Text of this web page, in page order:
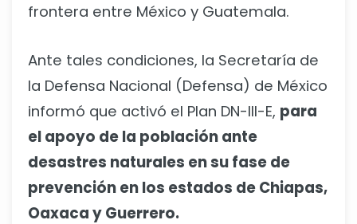
frontera entre México y Guatemala.
Ante tales condiciones, la Secretaría de
la Defensa Nacional (Defensa) de México
informó que activó el Plan DN-III-E, para
el apoyo de la población ante
desastres naturales en su fase de
prevención en los estados de Chiapas,
Oaxaca y Guerrero.